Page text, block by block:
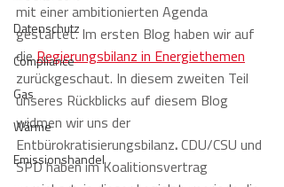
Datenschutz
Compliance
Gas
Wärme
Emissionshandel
mit einer ambitionierten Agenda
gestartet. Im ersten Blog haben wir auf
die Regierungsbilanz in Energiethemen
zurückgeschaut. In diesem zweiten Teil
unseres Rückblicks auf diesem Blog
widmen wir uns der
Entbürokratisierungsbilanz. CDU/CSU und
SPD haben im Koalitionsvertrag